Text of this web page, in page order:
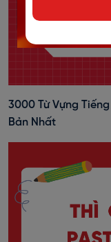
3000 Từ Vựng
Bản Nhất